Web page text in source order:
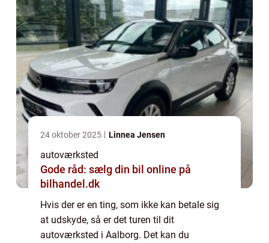
24 oktober 2025 Linnea Jensen
autoværksted
Gode råd: sælg din bil online på
bilhandel.dk
Hvis der er en ting, som ikke kan betale sig
at udskyde, så er det turen til dit
autoværksted i Aalborg. Det kan du